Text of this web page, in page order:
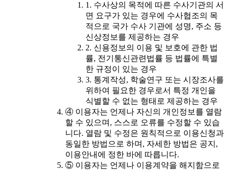
1. 수사상의 목적에 따른 수사기관의 서
면 요구가 있는 경우에 수사협조의 목
적으로 국가 수사 기관에 성명, 주소 등
신상정보를 제공하는 경우
2. 신용정보의 이용 및 보호에 관한 법
률, 전기통신관련법률 등 법률에 특별
한 규정이 있는 경우
3. 통계작성, 학술연구 또는 시장조사를
위하여 필요한 경우로서 특정 개인을
식별할 수 없는 형태로 제공하는 경우
④ 이용자는 언제나 자신의 개인정보를 열람
할 수 있으며, 스스로 오류를 수정할 수 있습
니다. 열람 및 수정은 원칙적으로 이용신청과
동일한 방법으로 하며, 자세한 방법은 공지,
이용안내에 정한 바에 따릅니다.
⑤ 이용자는 언제나 이용계약을 해지함으로